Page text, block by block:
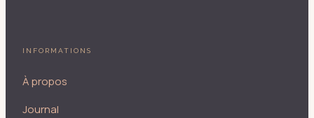
INFORMATIONS
À propos
Journal